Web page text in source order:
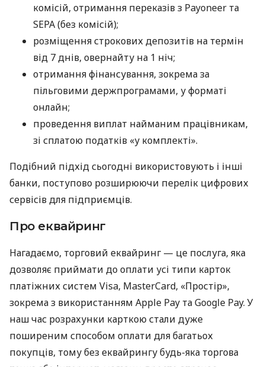
комісій, отримання переказів з Payoneer та
SEPA (без комісій);
розміщення строкових депозитів на термін
від 7 днів, овернайту на 1 ніч;
отримання фінансування, зокрема за
пільговими держпрограмами, у форматі
онлайн;
проведення виплат найманим працівникам,
зі сплатою податків «у комплекті».
Подібний підхід сьогодні використовують і інші
банки, поступово розширюючи перелік цифрових
сервісів для підприємців.
Про еквайринг
Нагадаємо, торговий еквайринг — це послуга, яка
дозволяє приймати до оплати усі типи карток
платіжних систем Visa, MasterCard, «Простір»,
зокрема з використанням Apple Pay та Google Pay. У
наш час розрахунки карткою стали дуже
поширеним способом оплати для багатьох
покупців, тому без еквайрингу будь-яка торгова